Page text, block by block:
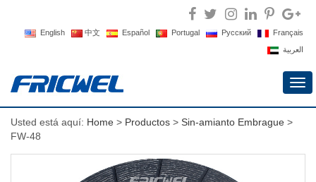
English 中文 Español Portugal Русский
Français
العربية
Usted está aquí: Home > Productos > Sin-amianto Embrague >
FW-48